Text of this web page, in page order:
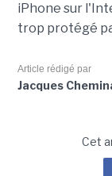
iPhone sur
trop protégé
Article rédigé par
Jacques
Cet